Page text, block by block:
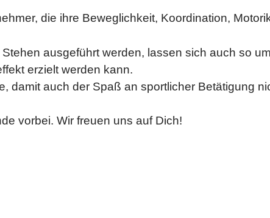
die ihre Beweglichkeit, Koordination,
ausgeführt werden, lassen sich auch so
erzielt werden kann.
damit auch der Spaß an sportlicher Betätigung
vorbei. Wir freuen uns auf Dich!